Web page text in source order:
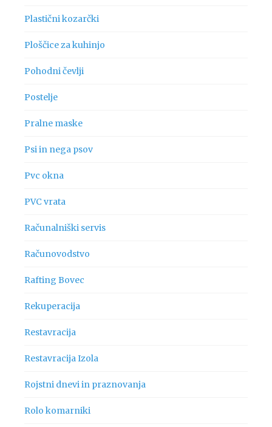
Plastični kozarčki
Ploščice za kuhinjo
Pohodni čevlji
Postelje
Pralne maske
Psi in nega psov
Pvc okna
PVC vrata
Računalniški servis
Računovodstvo
Rafting Bovec
Rekuperacija
Restavracija
Restavracija Izola
Rojstni dnevi in praznovanja
Rolo komarniki